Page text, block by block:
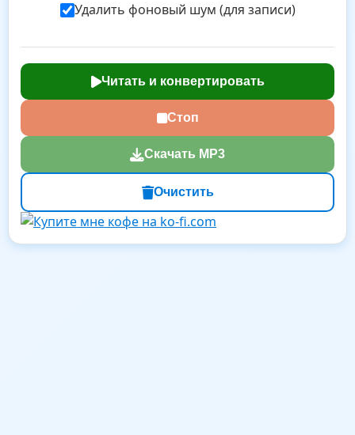
Удалить фоновый шум (для записи)
Читать и конвертировать
Стоп
Скачать MP3
Очистить